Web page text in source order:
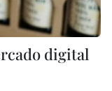
digital